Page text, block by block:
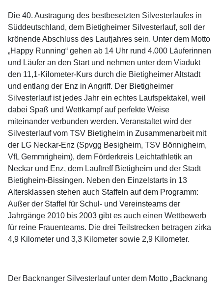
Die 40. Austragung des bestbesetzten Silvesterlaufes in
Süddeutschland, dem Bietigheimer Silvesterlauf, soll der
krönende Abschluss des Laufjahres sein. Unter dem Motto
„Happy Running“ gehen ab 14 Uhr rund 4.000 Läuferinnen
und Läufer an den Start und nehmen unter dem Viadukt
den 11,1-Kilometer-Kurs durch die Bietigheimer Altstadt
und entlang der Enz in Angriff. Der Bietigheimer
Silvesterlauf ist jedes Jahr ein echtes Laufspektakel, weil
dabei Spaß und Wettkampf auf perfekte Weise
miteinander verbunden werden. Veranstaltet wird der
Silvesterlauf vom TSV Bietigheim in Zusammenarbeit mit
der LG Neckar-Enz (Spvgg Besigheim, TSV Bönnigheim,
VfL Gemmrigheim), dem Förderkreis Leichtathletik an
Neckar und Enz, dem Lauftreff Bietigheim und der Stadt
Bietigheim-Bissingen. Neben den Einzelstarts in 13
Altersklassen stehen auch Staffeln auf dem Programm:
Außer der Staffel für Schul- und Vereinsteams der
Jahrgänge 2010 bis 2003 gibt es auch einen Wettbewerb
für reine Frauenteams. Die drei Teilstrecken betragen zirka
4,9 Kilometer und 3,3 Kilometer sowie 2,9 Kilometer.
Der Backnanger Silvesterlauf unter dem Motto „Backnang